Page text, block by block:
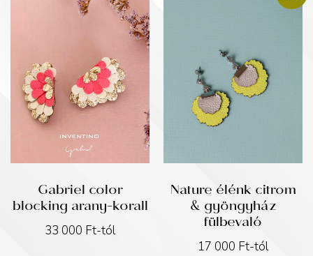
Gabriel color
blocking arany-korall
33 000 Ft-tól
Nature élénk citrom
& gyöngyház
fülbevaló
17 000 Ft-tól